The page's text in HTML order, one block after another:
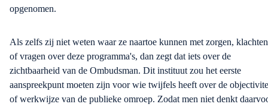
opgenomen.
Als zelfs zij niet weten waar ze naartoe kunnen met zorgen, klachten
of vragen over deze programma's, dan zegt dat iets over de
zichtbaarheid van de Ombudsman. Dit instituut zou het eerste
aanspreekpunt moeten zijn voor wie twijfels heeft over de
of werkwijze van de publieke omroep. Zodat men niet denkt